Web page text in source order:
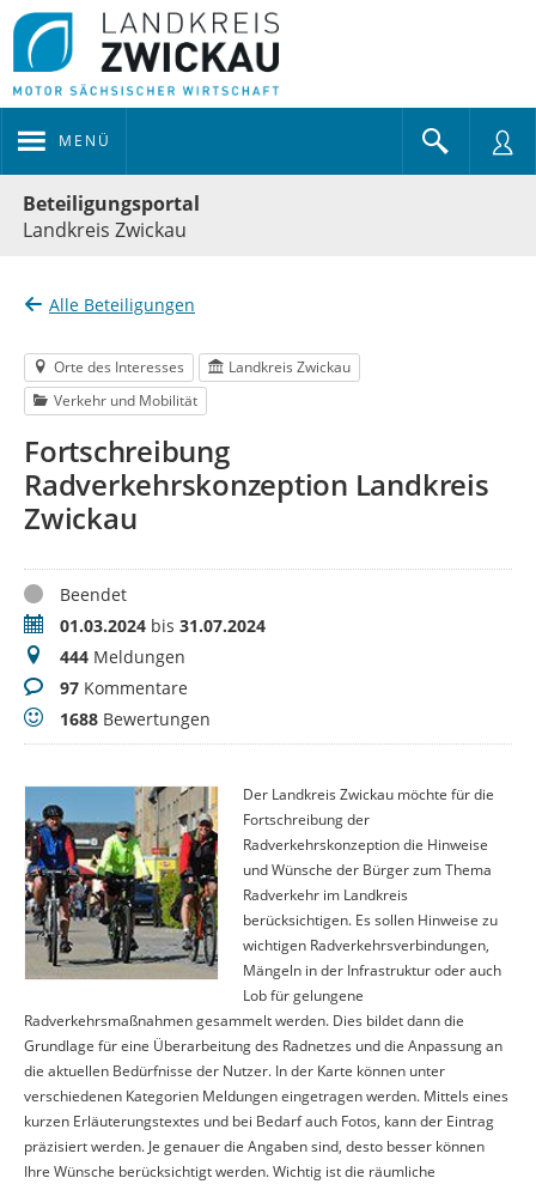
MENÜ
Beteiligungsportal
Landkreis Zwickau
Alle Beteiligungen
Orte des Interesses
Landkreis Zwickau
Verkehr und Mobilität
Fortschreibung
Radverkehrskonzeption Landkreis
Zwickau
StatusBeendet
Zeitraum01.03.2024 bis 31.07.2024
Meldungen
444 Meldungen
Kommentare
97 Kommentare
Bewertungen
1688 Bewertungen
Der Landkreis Zwickau möchte für die
Fortschreibung der
Radverkehrskonzeption die Hinweise
und Wünsche der Bürger zum Thema
Radverkehr im Landkreis
berücksichtigen. Es sollen Hinweise zu
wichtigen Radverkehrsverbindungen,
Mängeln in der Infrastruktur oder auch
Lob für gelungene
Radverkehrsmaßnahmen gesammelt werden. Dies bildet dann die
Grundlage für eine Überarbeitung des Radnetzes und die Anpassung an
die aktuellen Bedürfnisse der Nutzer. In der Karte können unter
verschiedenen Kategorien Meldungen eingetragen werden. Mittels eines
kurzen Erläuterungstextes und bei Bedarf auch Fotos, kann der Eintrag
präzisiert werden. Je genauer die Angaben sind, desto besser können
Ihre Wünsche berücksichtigt werden. Wichtig ist die räumliche